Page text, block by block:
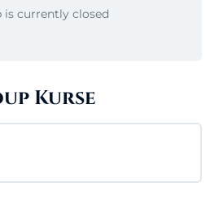
is currently closed
Kurse